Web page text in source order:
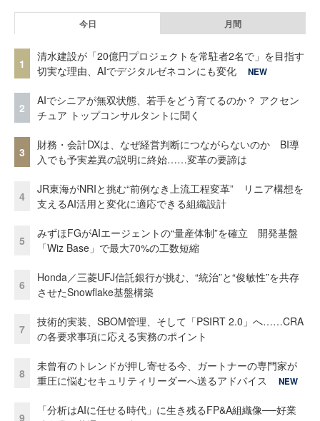
今日 月間
1
清水建設が「20億円プロジェクトを常駐者2名で」を目指す
切実な理由、AIでデジタルゼネコンにも変化
NEW
2
AIでシニアが無双状態、若手をどう育てるのか？ アクセン
チュア トップコンサルタントに聞く
3
財務・会計DXは、なぜ経営判断につながらないのか BI導
入でも予実差異の説明に終始……変革の要諦は
4
JR東海がNRIと挑む“前例なき上流工程変革” リニア構想を
支えるAI活用と変化に適応できる組織設計
5
みずほFGがAIエージェントの“量産体制”を確立 開発基盤
「Wiz Base」で最大70%の工数短縮
6
Honda／三菱UFJ信託銀行が挑む、“統治”と“俊敏性”を共存
させたSnowflake基盤構築
7
技術的実装、SBOM管理、そして「PSIRT 2.0」へ……CRA
の各要求事項に応える実務のポイント
8
未曾有のトレンドが押し寄せる今、ガートナーの専門家が
重圧に悩むセキュリティリーダーへ送るアドバイス
NEW
9
「分析はAIに任せる時代」に生き残るFP&A組織像──好業